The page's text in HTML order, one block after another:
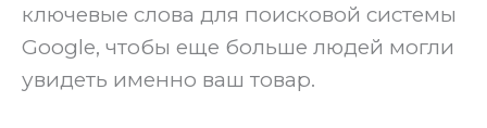
ключевые слова для поисковой системы
Google, чтобы еще больше людей могли
увидеть именно ваш товар.‍